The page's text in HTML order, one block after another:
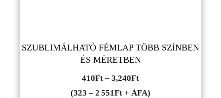
SZUBLIMÁLHATÓ FÉMLAP TÖBB SZÍNBEN
ÉS MÉRETBEN
410Ft – 3,240FtÁrtartomány:
410Ft
(323 – 2 551Ft + ÁFA)